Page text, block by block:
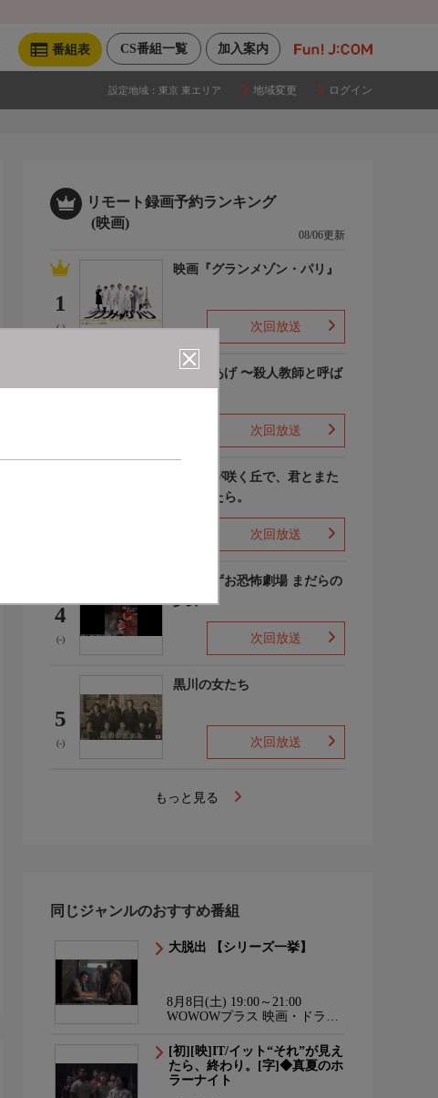
加入案内
CS番組一覧
番組表
設定地域： 東京 東エリア 地域変更 ログイン
リモート録画予約ランキング
(映画)
08/06更新
1
(-)
映画『グランメゾン・パリ』
次回放送
でっちあげ 〜殺人教師と呼ば
次回放送
あの花が咲く丘で、君とまた
出会えたら。
次回放送
4
(-)
楳図かずお恐怖劇場 まだらの
少女
次回放送
5
(-)
黒川の女たち
次回放送
もっと見る
同じジャンルのおすすめ番組
大脱出 【シリーズ一挙】
8月8日(土) 19:00～21:00
WOWOWプラス 映画・ドラ
[初][映]IT/イット“それ”が見え
たら、終わり。[字]◆真夏のホ
ラーナイト